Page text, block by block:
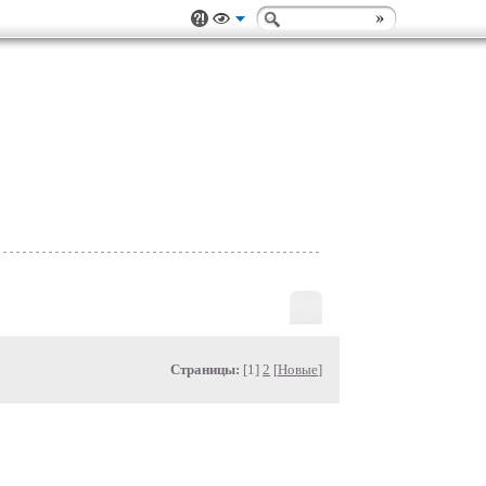
Страницы: [1] 2 [Новые]